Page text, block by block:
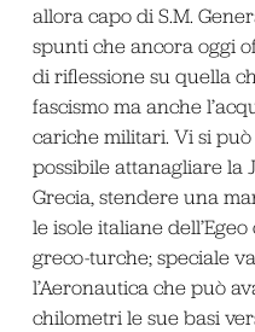
allora capo di S.M.
spunti che ancora oggi
di riflessione su quella
fascismo ma anche
cariche militari. Vi si può
possibile attanagliare la
Grecia, stendere una
le isole italiane
greco-turche; speciale
l’Aeronautica che può
chilometri le sue basi